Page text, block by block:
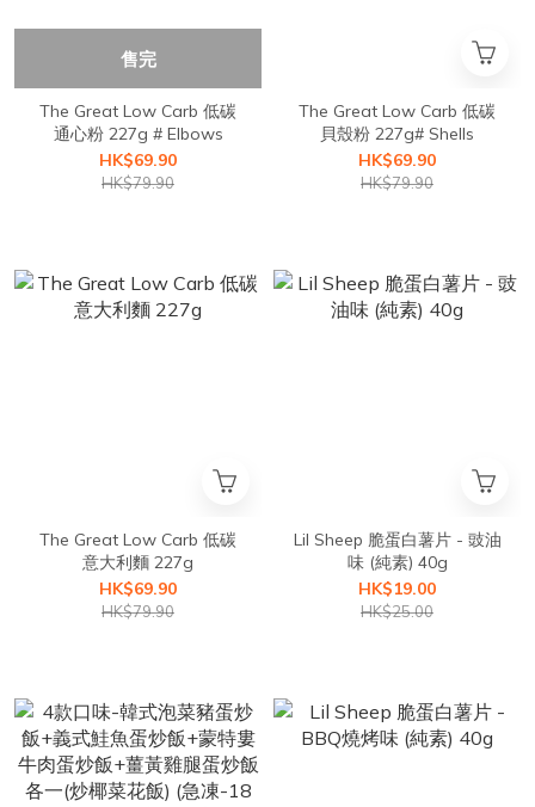
售完
The Great Low Carb 低碳
通心粉 227g # Elbows
HK$69.90
HK$79.90
The Great Low Carb 低碳
貝殼粉 227g# Shells
HK$69.90
HK$79.90
The Great Low Carb 低碳
意大利麵 227g
HK$69.90
HK$79.90
Lil Sheep 脆蛋白薯片 - 豉油
味 (純素) 40g
HK$19.00
HK$25.00